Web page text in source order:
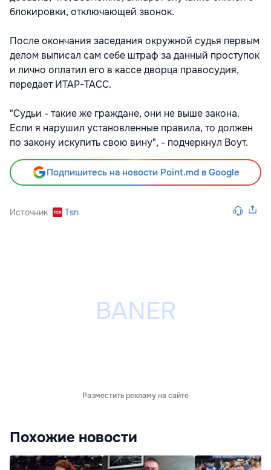
блокировки, отключающей звонок.
После окончания заседания окружной судья первым
делом выписал сам себе штраф за данный проступок
и лично оплатил его в кассе дворца правосудия,
передает ИТАР-ТАСС.
"Судьи - такие же граждане, они не выше закона.
Если я нарушил установленные правила, то должен
по закону искупить свою вину", - подчеркнул Воут.
Подпишитесь на новости Point.md в Google
Источник Tsn
Разместить рекламу на сайте
Похожие новости